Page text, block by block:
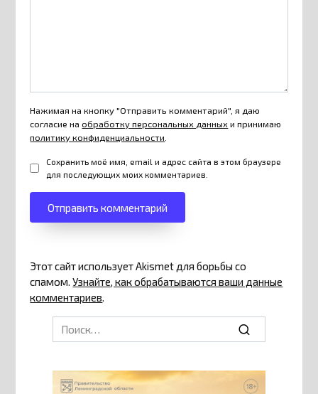
Нажимая на кнопку "Отправить комментарий", я даю
согласие наобработку персональных данных и принимаю
политику конфиденциальности
Сохранить моё имя, email и адрес сайта в этом браузере
для последующих моих комментариев.
Этот сайт использует Akismet для борьбы со
спамом.Узнайте, как обрабатываются ваши данные
комментариев.
Search
for: